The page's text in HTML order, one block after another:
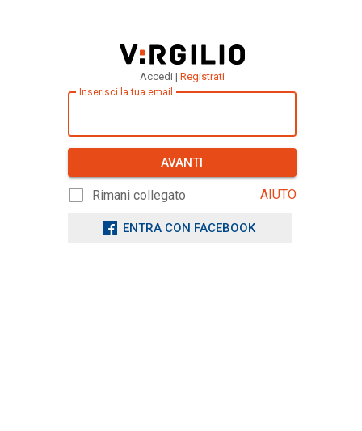
Accedi | Registrati
Inserisci la tua email
AVANTI
Rimani collegato AIUTO
ENTRA CON FACEBOOK